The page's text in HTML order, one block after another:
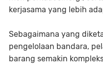
kerjasama yang lebih
Sebagaimana yang
pengelolaan bandara,
barang semakin